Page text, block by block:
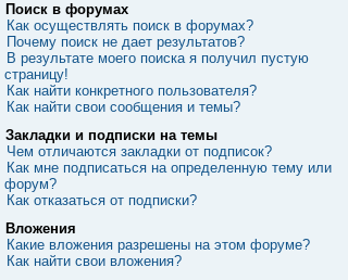
Поиск в форумах
Как осуществлять поиск в форумах?
Почему поиск не дает результатов?
В результате моего поиска я получил пустую
страницу!
Как найти конкретного пользователя?
Как найти свои сообщения и темы?
Закладки и подписки на темы
Чем отличаются закладки от подписок?
Как мне подписаться на определенную тему или
форум?
Как отказаться от подписки?
Вложения
Какие вложения разрешены на этом форуме?
Как найти свои вложения?